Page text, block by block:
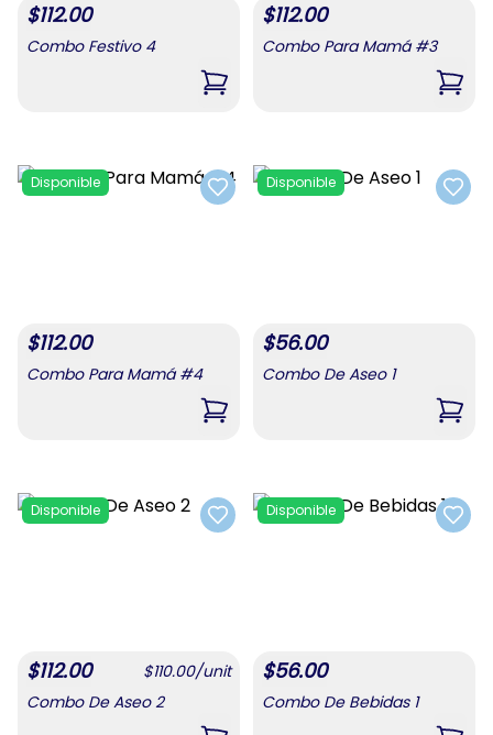
$112.00
Combo Festivo 4
,Combo Festivo 4
$112.00
Combo Para Mamá #3
,
Add to favorites
Disponible
$112.00
Combo Para Mamá #4
,Combo Para Mamá #4
Add
Disponible
$56.00
Combo De Aseo 1
,
Add to favorites
Disponible
$112.00 $110.00/unit
Combo De Aseo 2
Add
Disponible
$56.00
Combo De Bebidas 1